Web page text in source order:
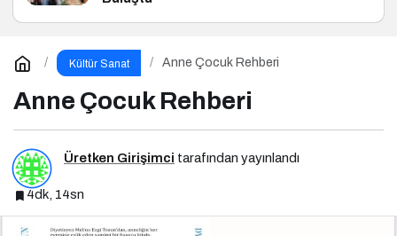
Kültür Sanat Anne Çocuk Rehberi
Anne Çocuk Rehberi
Üretken Girişimci tarafından yayınlandı
4dk, 14sn